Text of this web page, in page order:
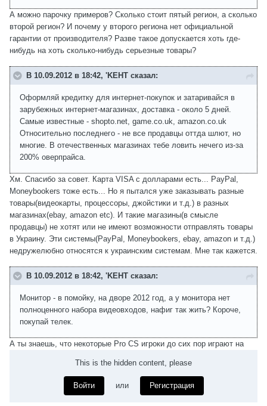
А можно парочку примеров? Сколько стоит пятый регион, а сколько
второй регион? И почему у второго региона нет официальной
гарантии от производителя? Разве такое допускается хоть где-
нибудь на хоть сколько-нибудь серьезные товары?
В 10.09.2012 в 18:42, 'KEHT сказал:
Оформляй кредитку для интернет-покупок и затаривайся в
зарубежных интернет-магазинах, доставка - около 5 дней.
Самые известные - shopto.net, game.co.uk, amazon.co.uk
Относительно последнего - не все продавцы оттда шлют, но
многие. В отечественных магазинах тебе ловить нечего из-за
200% оверпрайса.
Хм. Спасибо за совет. Карта VISA с долларами есть... PayPal,
Moneybookers тоже есть... Но я пытался уже заказывать разные
товары(видеокарты, процессоры, джойстики и т.д.) в разных
магазинах(ebay, amazon etc). И такие магазины(в смысле
продавцы) не хотят или не имеют возможности отправлять товары
в Украину. Эти системы(PayPal, Moneybookers, ebay, amazon и т.д.)
недружелюбно относятся к украинским системам. Мне так кажется.
В 10.09.2012 в 18:42, 'KEHT сказал:
Монитор - в помойку, на дворе 2012 год, а у монитора нет
полноценного набора видеовходов, нафиг так жить? Короче,
покупай телек.
А ты знаешь, что некоторые Pro CS игроки до сих пор играют на
This is the hidden content, please
Войти или Регистрация